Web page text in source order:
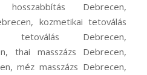
Debrecen,
kozmetikai tetoválás
tetoválás Debrecen,
thai masszázs Debrecen,
méz masszázs Debrecen,